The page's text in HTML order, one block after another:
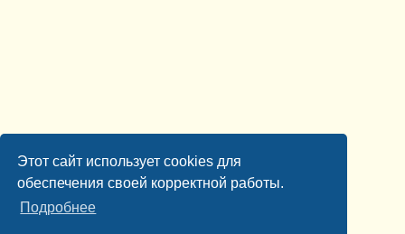
Этот сайт использует cookies для
обеспечения своей корректной работы.
Подробнее